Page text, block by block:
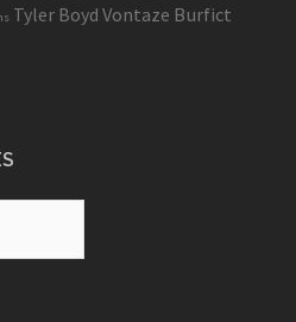
Tyler Boyd Vontaze Burfict